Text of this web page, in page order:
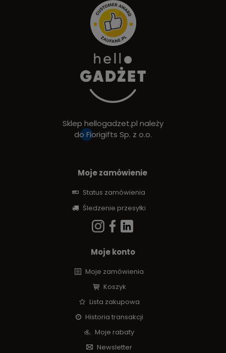
Sklep hellogadzet.pl należy
do Fiorigifts Sp. z o.o.
Moje zamówienie
Status zamówienia
Śledzenie przesyłki
Moje konto
Moje zamówienia
Koszyk
Lista zakupowa
Historia transakcji
Moje rabaty
Newsletter